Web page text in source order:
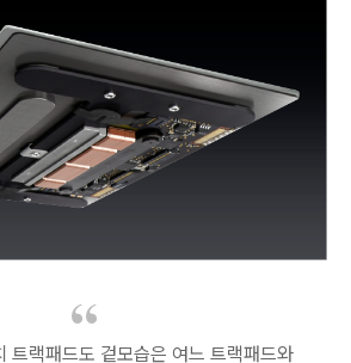
트랙패드도 겉모습은 여느 트랙패드와